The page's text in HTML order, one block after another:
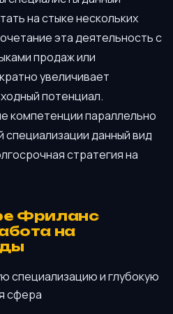
на стыке нескольких
эта деятельность с
продаж или
увеличивает
потенциал.
компетенции параллельно
специализации данный вид
стратегия на
Фриланс
на
специализацию и глубокую
сфера